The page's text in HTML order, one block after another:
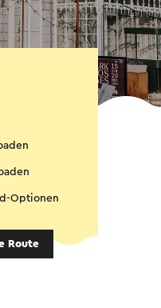
Optionen
Route